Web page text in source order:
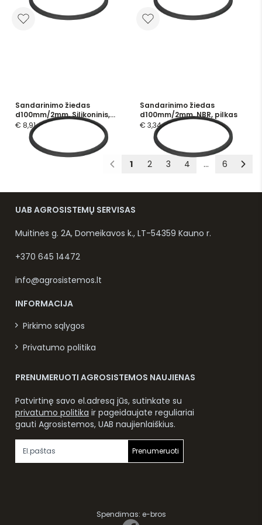
Sandarinimo žiedas
d100mm/2mm, Silikoninis,
mėlynas
€ 8,91
Sandarinimo žiedas
d100mm/2mm, NBR, pilkas
€ 3,34
1 2 3 4 ... 6
UAB AGROSISTEMŲ SERVISAS
Muitinės g. 2A, Domeikavos k., LT-54359 Kauno r.
+370 645 14472
info@agrosistemos.lt
INFORMACIJA
Pirkimo sąlygos
Privatumo politika
PRENUMERUOTI AGROSISTEMOS NAUJIENAS
Patvirtinę savo el.adresą jūs, sutinkate su
privatumo politika ir pageidaujate reguliariai
gauti Agrosistemos, UAB naujienlaiškius.
Prenumeruoti
Spendimas: e-bros